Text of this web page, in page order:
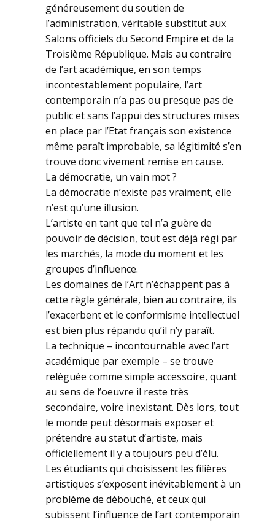
généreusement du soutien de
l’administration, véritable substitut aux
Salons officiels du Second Empire et de la
Troisième République. Mais au contraire
de l’art académique, en son temps
incontestablement populaire, l’art
contemporain n’a pas ou presque pas de
public et sans l’appui des structures mises
en place par l’Etat français son existence
même paraît improbable, sa légitimité s’en
trouve donc vivement remise en cause.
La démocratie, un vain mot ?
La démocratie n’existe pas vraiment, elle
n’est qu’une illusion.
L’artiste en tant que tel n’a guère de
pouvoir de décision, tout est déjà régi par
les marchés, la mode du moment et les
groupes d’influence.
Les domaines de l’Art n’échappent pas à
cette règle générale, bien au contraire, ils
l’exacerbent et le conformisme intellectuel
est bien plus répandu qu’il n’y paraît.
La technique – incontournable avec l’art
académique par exemple – se trouve
reléguée comme simple accessoire, quant
au sens de l’oeuvre il reste très
secondaire, voire inexistant. Dès lors, tout
le monde peut désormais exposer et
prétendre au statut d’artiste, mais
officiellement il y a toujours peu d’élu.
Les étudiants qui choisissent les filières
artistiques s’exposent inévitablement à un
problème de débouché, et ceux qui
subissent l’influence de l’art contemporain